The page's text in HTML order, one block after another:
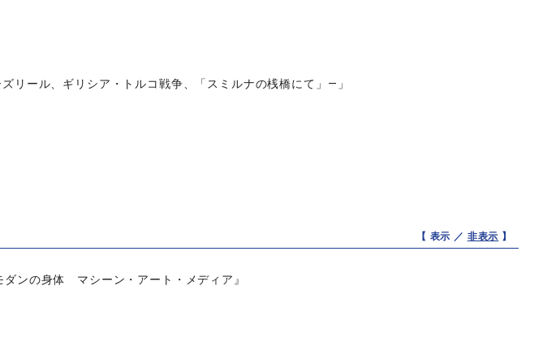
リール、ギリシア・トルコ戦争、「スミルナの桟橋にて」—」
【 表示 ／ 非表示 】
ンの身体 マシーン・アート・メディア』